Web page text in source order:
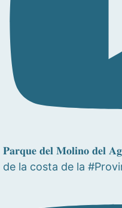
𝐏𝐚𝐫𝐪𝐮𝐞 𝐝𝐞𝐥 𝐌𝐨𝐥𝐢𝐧𝐨 𝐝𝐞𝐥
de la costa de la